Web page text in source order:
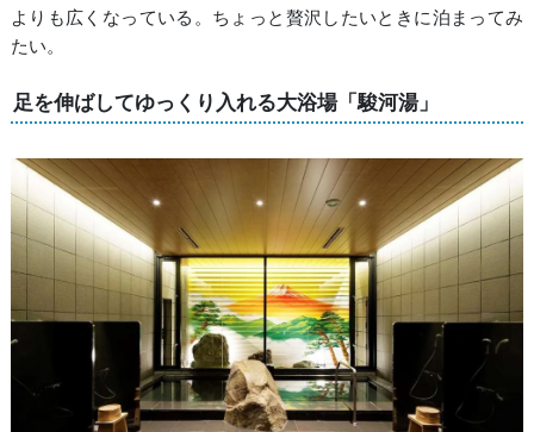
よりも広くなっている。ちょっと贅沢したいときに泊まってみ
たい。
足を伸ばしてゆっくり入れる大浴場「駿河湯」